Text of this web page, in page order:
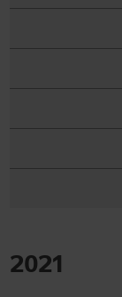
2021